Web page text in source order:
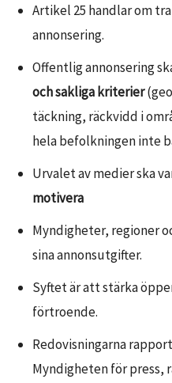
Artikel 25 handlar om
annonsering.
Offentlig annonsering
och sakliga kriterier
täckning, räckvidd i
hela befolkningen inte
Urvalet av medier ska
motivera
Myndigheter, regioner
sina annonsutgifter.
Syftet är att stärka
förtroende.
Redovisningarna
Myndigheten för press,